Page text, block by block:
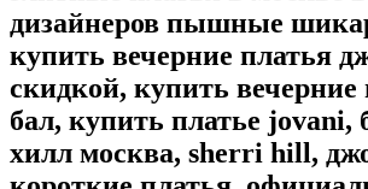
дизайнеров пышные
купить вечерние платья
скидкой, купить вечерние
бал, купить платье jovani,
хилл москва, sherri hill,